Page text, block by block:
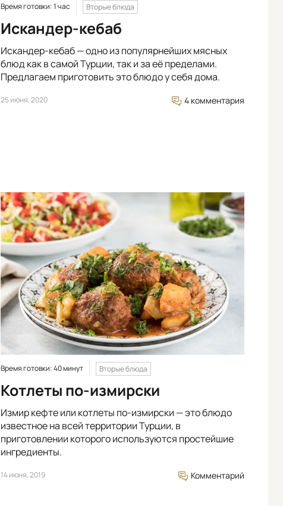
Время готовки: 1 час Вторые блюда
Искандер-кебаб
Искандер-кебаб — одно из популярнейших мясных
блюд как в самой Турции, так и за её пределами.
Предлагаем приготовить это блюдо у себя дома.
25 июня, 2020 4 комментария
Время готовки: 40 минут Вторые блюда
Котлеты по-измирски
Измир кефте или котлеты по-измирски — это блюдо
известное на всей территории Турции, в
приготовлении которого используются простейшие
ингредиенты.
14 июня, 2019 Комментарий